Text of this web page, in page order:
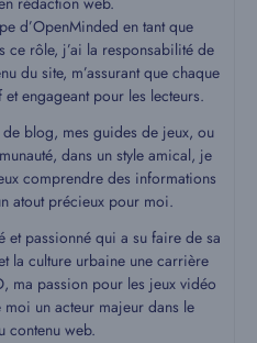
d’OpenMinded en tant que
ce rôle, j’ai la responsabilité de
du site, m’assurant que chaque
engageant pour les lecteurs.
blog, mes guides de jeux, ou
dans un style amical, je
comprendre des informations
atout précieux pour moi.
et passionné qui a su faire de sa
la culture urbaine une carrière
ma passion pour les jeux vidéo
un acteur majeur dans le
contenu web.